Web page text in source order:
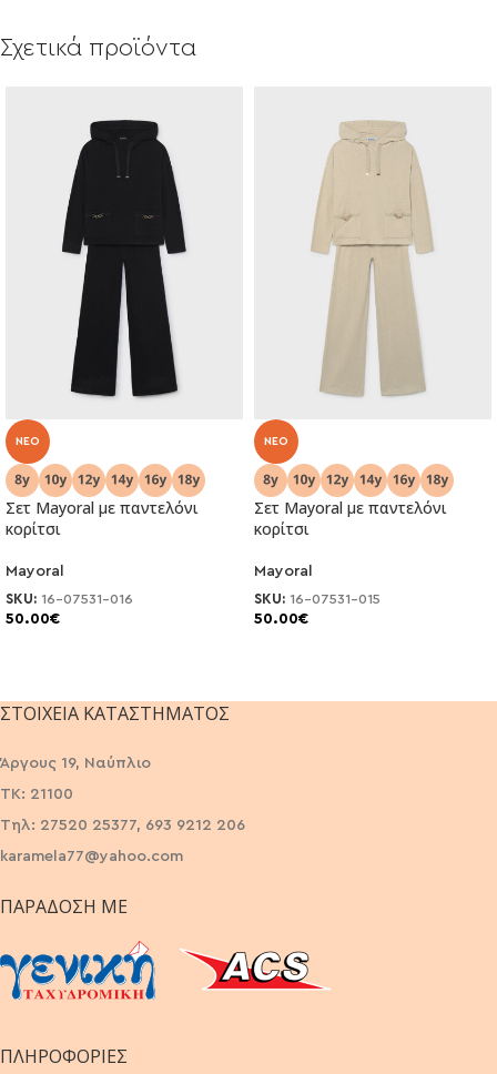
Σχετικά προϊόντα
NEO
Σετ Mayoral με παντελόνι
κορίτσι
Mayoral
SKU: 16-07531-016
50.00€
NEO
Σετ Mayoral με παντελόνι
κορίτσι
Mayoral
SKU: 16-07531-015
50.00€
ΣΤΟΙΧΕΊΑ ΚΑΤΑΣΤΉΜΑΤΟΣ
Άργους 19, Ναύπλιο
ΤΚ: 21100
Τηλ: 27520 25377, 693 9212 206
karamela77@yahoo.com
ΠΑΡΆΔΟΣΗ ΜΕ
ΠΛΗΡΟΦΟΡΙΕΣ